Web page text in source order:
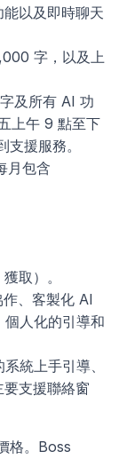
以及即時聊天
字，以及上
及所有 AI 功
上午 9 點至下
援服務。
月包含
取）。
、客製化 AI
人化的引導和
統上手引導、
支援聯絡窗
格。Boss